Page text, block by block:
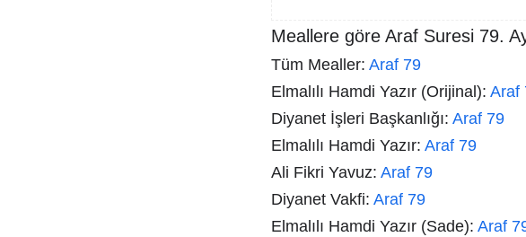
Meallere göre Araf Suresi 79.
Tüm Mealler: Araf 79
Elmalılı Hamdi Yazır (Orijinal): Araf
Diyanet İşleri Başkanlığı: Araf 79
Elmalılı Hamdi Yazır: Araf 79
Ali Fikri Yavuz: Araf 79
Diyanet Vakfi: Araf 79
Elmalılı Hamdi Yazır (Sade): Araf